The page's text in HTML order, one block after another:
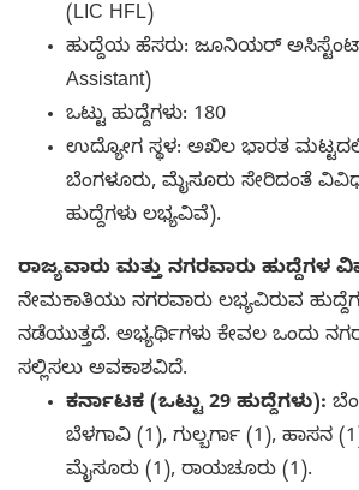
(LIC HFL)
ಹುದ್ದೆಯ ಹೆಸರು: ಜೂನಿಯರ್ ಅಸಿಸ್ಟೆಂಟ್
Assistant)
ಒಟ್ಟು ಹುದ್ದೆಗಳು: 180
ಉದ್ಯೋಗ ಸ್ಥಳ: ಅಖಿಲ ಭಾರತ
ಬೆಂಗಳೂರು, ಮೈಸೂರು ಸೇರಿದಂತೆ
ಹುದ್ದೆಗಳು ಲಭ್ಯವಿವೆ).
ರಾಜ್ಯವಾರು ಮತ್ತು ನಗರವಾರು ಹುದ್ದೆಗಳ
ನೇಮಕಾತಿಯು ನಗರವಾರು ಲಭ್ಯವಿರುವ
ನಡೆಯುತ್ತದೆ. ಅಭ್ಯರ್ಥಿಗಳು ಕೇವಲ ಒಂದು
ಸಲ್ಲಿಸಲು ಅವಕಾಶವಿದೆ.
ಕರ್ನಾಟಕ (ಒಟ್ಟು 29 ಹುದ್ದೆಗಳು):
ಬೆಳಗಾವಿ (1), ಗುಲ್ಬರ್ಗಾ (1), ಹಾಸನ
ಮೈಸೂರು (1), ರಾಯಚೂರು (1).